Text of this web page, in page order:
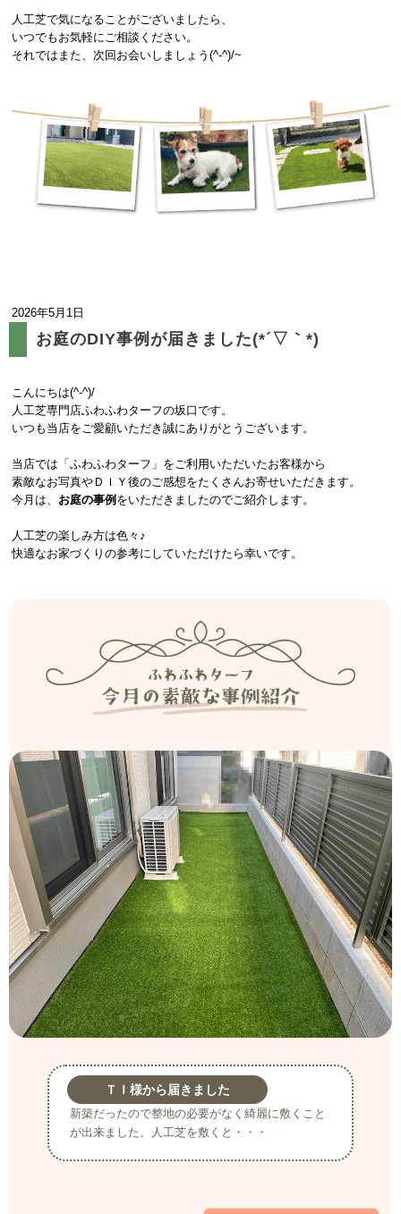
人工芝で気になることがございましたら、
いつでもお気軽にご相談ください。
それではまた、次回お会いしましょう(^-^)/~
2026年5月1日
お庭のDIY事例が届きました(*´▽｀*)
こんにちは(^-^)/
人工芝専門店ふわふわターフの坂口です。
いつも当店をご愛顧いただき誠にありがとうございます。
当店では「ふわふわターフ」をご利用いただいたお客様から
素敵なお写真やＤＩＹ後のご感想をたくさんお寄せいただきます。
今月は、 お庭の事例をいただきましたのでご紹介します。
人工芝の楽しみ方は色々♪
快適なお家づくりの参考にしていただけたら幸いです。
ＴＩ様から届きました
新築だったので整地の必要がなく綺麗に敷くこと
が出来ました。人工芝を敷くと・・・